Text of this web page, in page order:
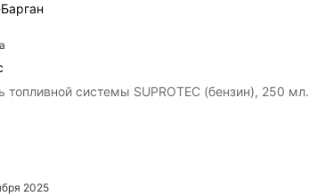
системы SUPROTEC (бензин), 250 мл.
2025